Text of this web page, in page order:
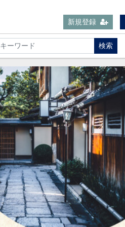
新規登録
検索